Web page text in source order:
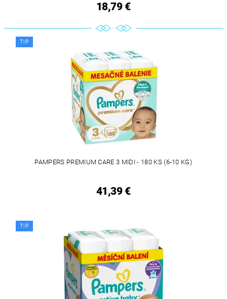
18,79 €
TIP
PAMPERS PREMIUM CARE 3 MIDI - 180 KS (6-10 KG)
41,39 €
TIP